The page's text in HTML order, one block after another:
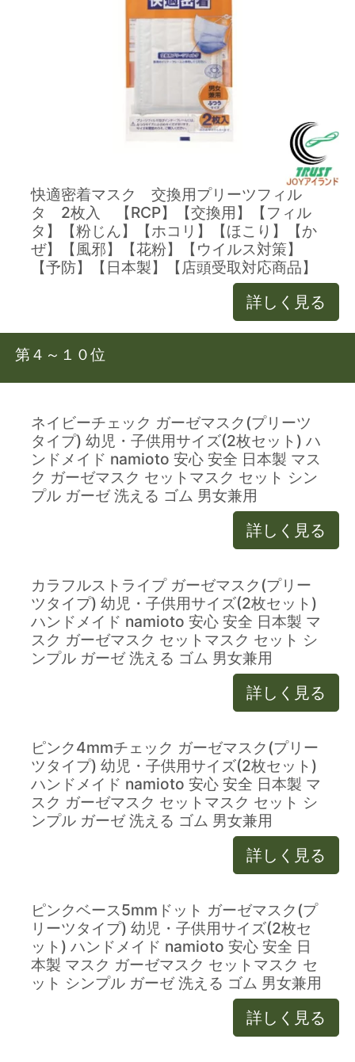
快適密着マスク 交換用プリーツフィル
タ 2枚入 【RCP】【交換用】【フィル
タ】【粉じん】【ホコリ】【ほこり】【か
ぜ】【風邪】【花粉】【ウイルス対策】
【予防】【日本製】【店頭受取対応商品】
詳しく見る
第４～１０位
ネイビーチェック ガーゼマスク(プリーツ
タイプ) 幼児・子供用サイズ(2枚セット) ハ
ンドメイド namioto 安心 安全 日本製 マス
ク ガーゼマスク セットマスク セット シン
プル ガーゼ 洗える ゴム 男女兼用
詳しく見る
カラフルストライプ ガーゼマスク(プリー
ツタイプ) 幼児・子供用サイズ(2枚セット)
ハンドメイド namioto 安心 安全 日本製 マ
スク ガーゼマスク セットマスク セット シ
ンプル ガーゼ 洗える ゴム 男女兼用
詳しく見る
ピンク4mmチェック ガーゼマスク(プリー
ツタイプ) 幼児・子供用サイズ(2枚セット)
ハンドメイド namioto 安心 安全 日本製 マ
スク ガーゼマスク セットマスク セット シ
ンプル ガーゼ 洗える ゴム 男女兼用
詳しく見る
ピンクベース5mmドット ガーゼマスク(プ
リーツタイプ) 幼児・子供用サイズ(2枚セ
ット) ハンドメイド namioto 安心 安全 日
本製 マスク ガーゼマスク セットマスク セ
ット シンプル ガーゼ 洗える ゴム 男女兼用
詳しく見る